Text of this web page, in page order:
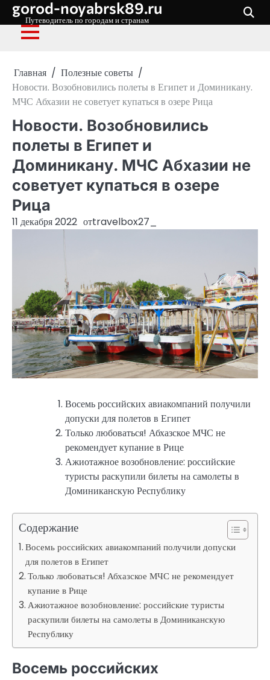
Перейти
содержимому
gorod-noyabrsk89.ru
Путеводитель по городам и странам
Главная
Полезные советы
Новости. Возобновились полеты в Египет и Доминикану.
МЧС Абхазии не советует купаться в озере Рица
Новости. Возобновились
полеты в Египет и
Доминикану. МЧС Абхазии не
советует купаться в озере
Рица
11 декабря 2022 отtravelbox27_
Восемь российских авиакомпаний получили
допуски для полетов в Египет
Только любоваться! Абхазское МЧС не
рекомендует купание в Рице
Ажиотажное возобновление: российские
туристы раскупили билеты на самолеты в
Доминиканскую Республику
Содержание
Восемь российских авиакомпаний получили допуски
для полетов в Египет
Только любоваться! Абхазское МЧС не рекомендует
купание в Рице
Ажиотажное возобновление: российские туристы
раскупили билеты на самолеты в Доминиканскую
Республику
Восемь российских